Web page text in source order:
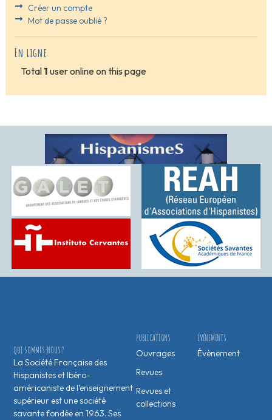
Créer un compte
Mot de passe oublié ?
En ligne
Total 1 user online on this page
ÉVÉNEMENTS
Évènement
PUBLICATIONS
Ouvrages
Revues
Revues et
collections
QUI SOMMES-NOUS ?
La Société Française des
Hispanistes et Ibéro-
américaniste de l’enseignement
supérieur est une société
savante fondée en 1963. Ses